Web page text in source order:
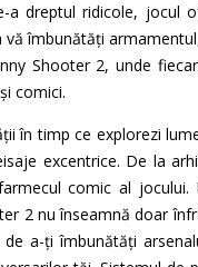
a dreptul ridicole, jocul
îmbunătăți
Shooter 2, unde
comici.
în timp ce explorezi
excentrice. De la
comic al
2 nu înseamnă doar
de a-ți îmbunătăți